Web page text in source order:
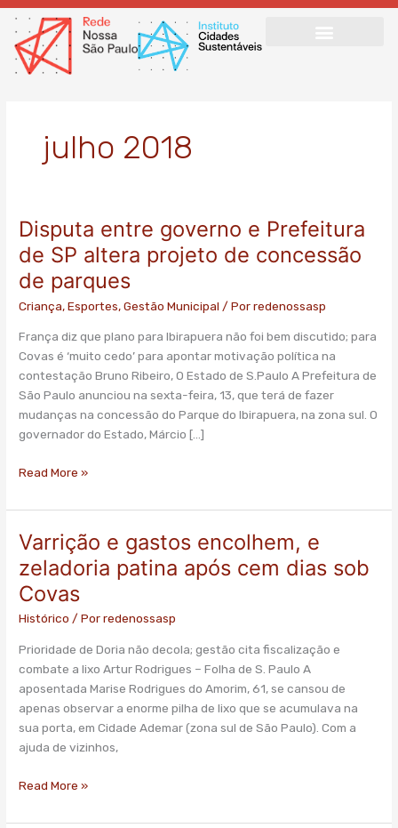
Ir
para
conteúdo
julho 2018
Disputa entre governo e Prefeitura
de SP altera projeto de concessão
de parques
Criança,Esportes,Gestão Municipal / Porredenossasp
França diz que plano para Ibirapuera não foi bem discutido; para
Covas é ‘muito cedo’ para apontar motivação política na
contestação Bruno Ribeiro, O Estado de S.Paulo A Prefeitura de
São Paulo anunciou na sexta-feira, 13, que terá de fazer
mudanças na concessão do Parque do Ibirapuera, na zona sul. O
governador do Estado, Márcio […]
Disputa
entre
governo
e
Prefeitura
SP
altera
projeto
de
concessão
de
Read More »
Varrição e gastos encolhem, e
zeladoria patina após cem dias sob
Covas
Histórico / Porredenossasp
Prioridade de Doria não decola; gestão cita fiscalização e
combate a lixo Artur Rodrigues – Folha de S. Paulo A
aposentada Marise Rodrigues do Amorim, 61, se cansou de
apenas observar a enorme pilha de lixo que se acumulava na
sua porta, em Cidade Ademar (zona sul de São Paulo). Com a
ajuda de vizinhos,
Varrição
gastos
encolhem,
e
patina
após
cem
dias
sob
Covas
Read More »